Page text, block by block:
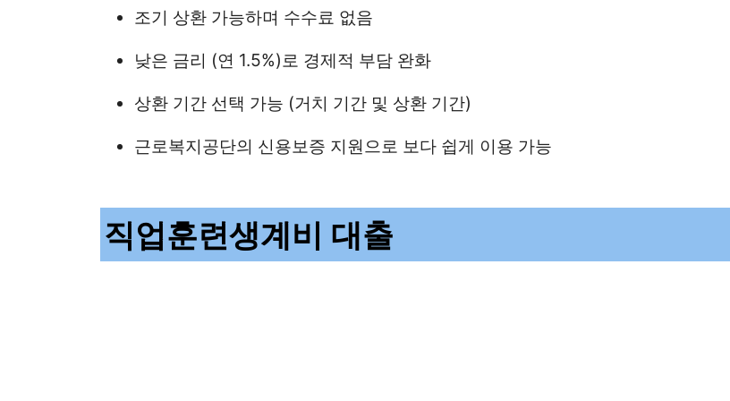
조기 상환 가능하며 수수료 없음
낮은 금리 (연 1.5%)로 경제적 부담 완화
상환 기간 선택 가능 (거치 기간 및 상환 기간)
근로복지공단의 신용보증 지원으로 보다 쉽게 이용 가능
직업훈련생계비 대출